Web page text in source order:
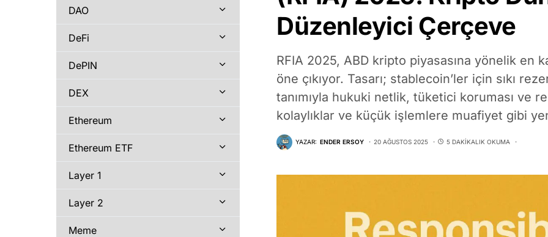
Düzenleyici Çerçeve
RFIA 2025, ABD kripto piyasasına yönelik en
öne çıkıyor. Tasarı; stablecoin’ler için sıkı
tanımıyla hukuki netlik, tüketici koruması ve
kolaylıklar ve küçük işlemlere muafiyet gibi
YAZAR: ENDER ERSOY 20 AĞUSTOS 2025 5 DAKIKALIK OKUMA
DAO
DeFi
DePIN
DEX
Ethereum
Ethereum ETF
Layer 1
Layer 2
Meme